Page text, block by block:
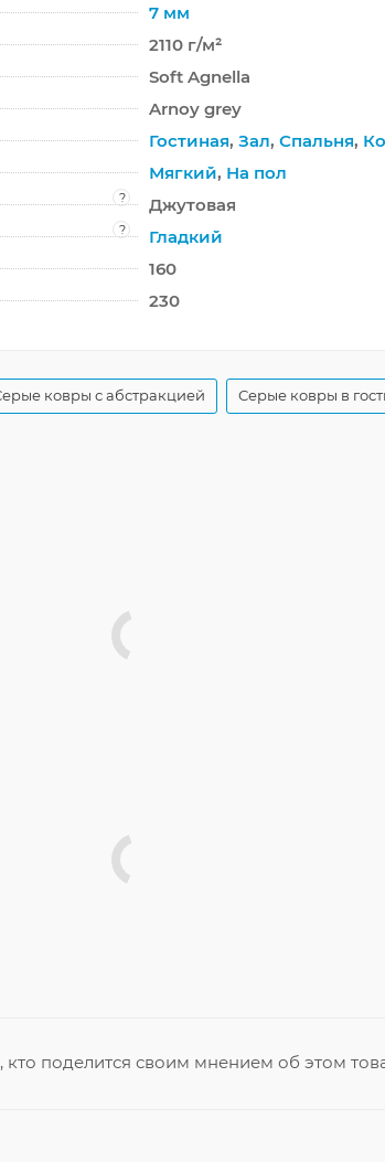
7 мм
2110 г/м²
Soft Agnella
Arnoy grey
Гостиная, Зал, Спальня,
Мягкий, На пол
?
Джутовая
?
Гладкий
160
230
ковры с абстракцией Серые ковры в
поделится своим мнением об этом